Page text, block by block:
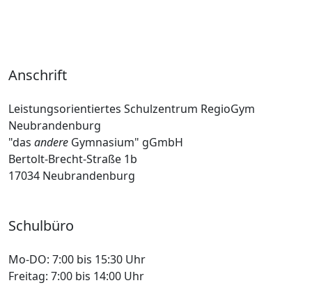
Anschrift
Leistungsorientiertes Schulzentrum RegioGym
Neubrandenburg
"das andere Gymnasium" gGmbH
Bertolt-Brecht-Straße 1b
17034 Neubrandenburg
Schulbüro
Mo-DO: 7:00 bis 15:30 Uhr
Freitag: 7:00 bis 14:00 Uhr